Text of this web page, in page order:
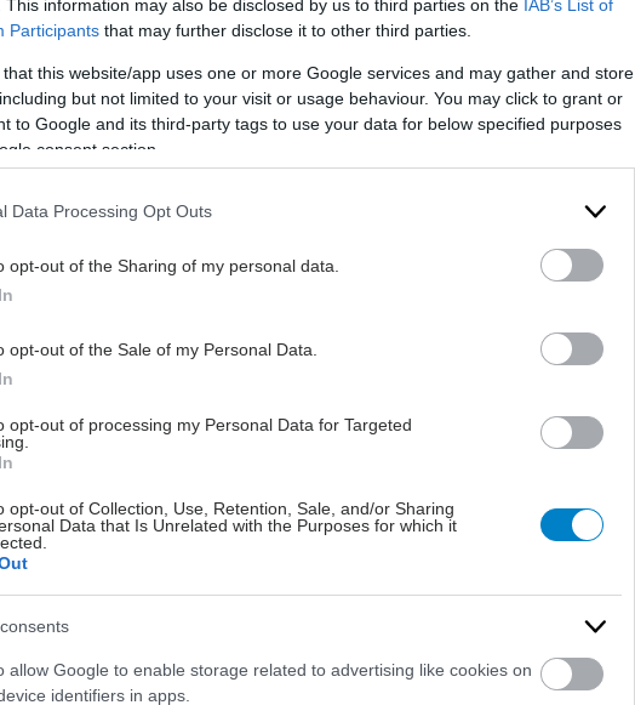
This information may also be disclosed by us to third parties on the IAB’s List of
Participants that may further disclose it to other third parties.
that this website/app uses one or more Google services and may gather and store
but not limited to your visit or usage behaviour. You may click to grant or
to Google and its third-party tags to use your data for below specified purposes
consent section.
Data Processing Opt Outs
opt-out of the Sharing of my personal data.
opt-out of the Sale of my Personal Data.
opt-out of processing my Personal Data for Targeted
opt-out of Collection, Use, Retention, Sale, and/or Sharing
Data that Is Unrelated with the Purposes for which it
allow Google to enable storage related to advertising like cookies on
identifiers in apps.
απάντηση είναι ότι μπορούμε. Χρειάζεται όμως να
να δούμε τις ανάγκες και τις ιδιαιτερότητες
μας, να μπορούμε να συγχωρούμε, να μπορούμε
από τα λάθη μας.
μερικοί τρόποι επίλυσης των
τον θυμό μου με επικοδομητικό τρόπο, σεβόμενος/
του άλλου. Η βίαιη και η ανεξέλεγκτη
του θυμού έχει πάντα αρνητικές συνέπειες.
Εξετάζω τον θυμό μου – Αποστασιοποιούμαι –
βλέπω τα πράγματα μέσα από την οπτική του άλλου
τη γλώσσα του σώματος, την ένταση της φωνής μου,
μου. Ελέγχω τις σκέψεις μου, δε λέω
ή ότι μου κατέβει στο μυαλό εκείνη την ώρα,
προσεχτικά τι θα πω και πώς θα το πω.
πει διάφοροι άνθρωποι, υπάρχουν τέσσερα